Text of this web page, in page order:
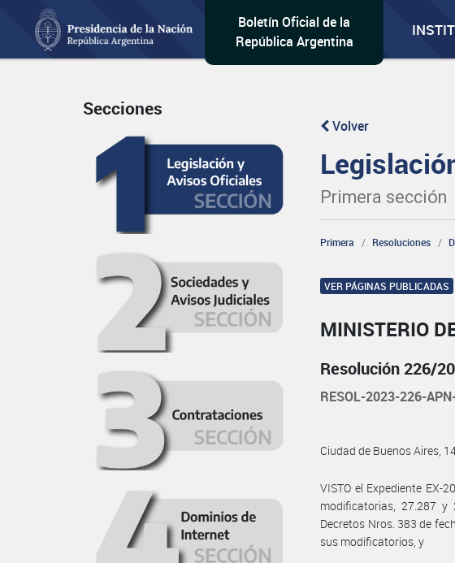
Boletín Oficial de la
República Argentina
Secciones
Volver
Primera sección
Primera Resoluciones
VER PÁGINAS PUBLICADAS
MINISTERIO
Resolución 226/
RESOL-2023-226-
Ciudad de Buenos Aires,
VISTO el Expediente EX-
modificatorias, 27.287
Decretos Nros. 383 de
sus modificatorios, y